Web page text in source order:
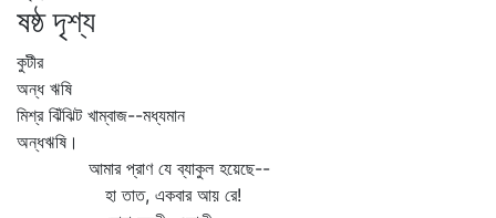
ষষ্ঠ দৃশ্য
কুটীর
অন্ধ ঋষি
মিশ্র ঝিঁঝিট খাম্বাজ--মধ্যমান
অন্ধঋষি।
আমার প্রাণ যে ব্যাকুল হয়েছে--
হা তাত, একবার আয় রে!